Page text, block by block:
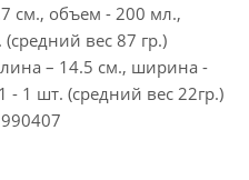
см., объем - 200 мл.,
вес 87 гр.)
– 14.5 см., ширина -
1 шт. (средний вес 22гр.)